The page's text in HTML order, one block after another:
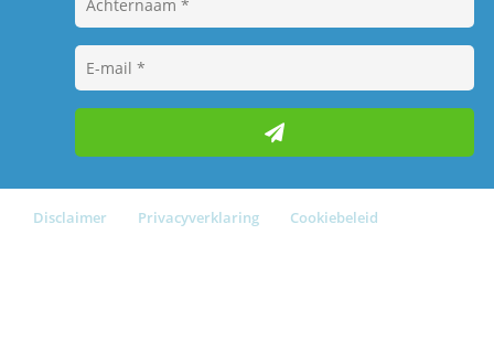
Disclaimer Privacyverklaring Cookiebeleid